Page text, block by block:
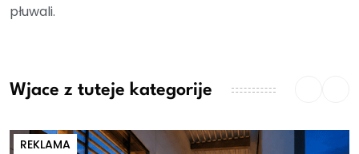
płuwali.
Wjace z tuteje kategorije
REKLAMA